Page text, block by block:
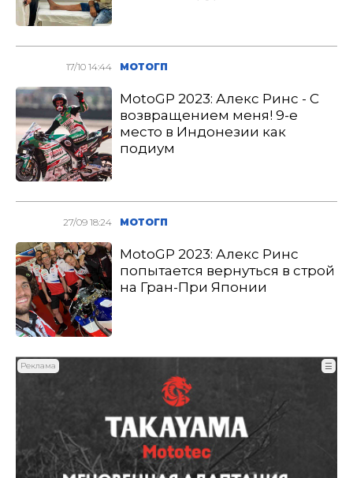
17/10 14:44 МОТОГП
MotoGP 2023: Алекс Ринс - С
возвращением меня! 9-е
место в Индонезии как
подиум
27/09 18:24 МОТОГП
MotoGP 2023: Алекс Ринс
попытается вернуться в строй
на Гран-При Японии
Реклама ☰